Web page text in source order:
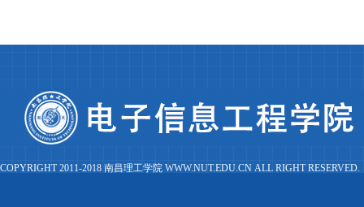
COPYRIGHT 2011-2018 南昌理工学院 WWW.NUT.EDU.CN ALL RIGHT RESERVED.